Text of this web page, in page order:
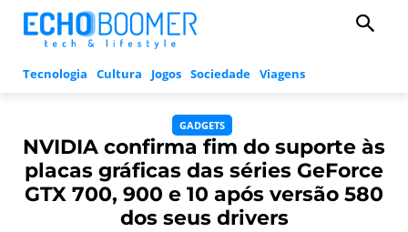
Tecnologia Cultura Jogos Sociedade Viagens
GADGETS
NVIDIA confirma fim do suporte às
placas gráficas das séries GeForce
GTX 700, 900 e 10 após versão 580
dos seus drivers